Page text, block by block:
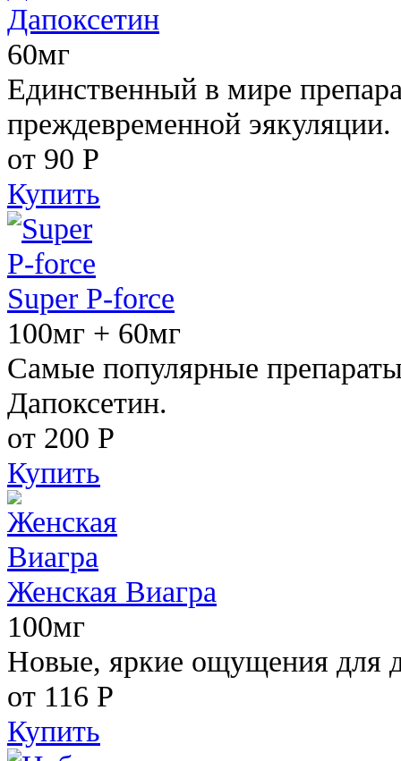
Дапоксетин
60мг
Единственный в мире
преждевременной эякуляции.
от 90 Р
Купить
Super P-force
100мг + 60мг
Самые популярные
Дапоксетин.
от 200 Р
Купить
Женская Виагра
100мг
Новые, яркие ощущения для
от 116 Р
Купить